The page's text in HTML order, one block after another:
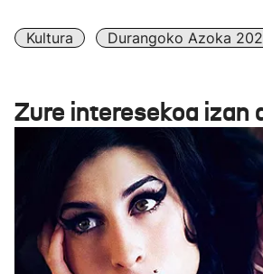
Kultura Durangoko Azoka
Zure interesekoa izan